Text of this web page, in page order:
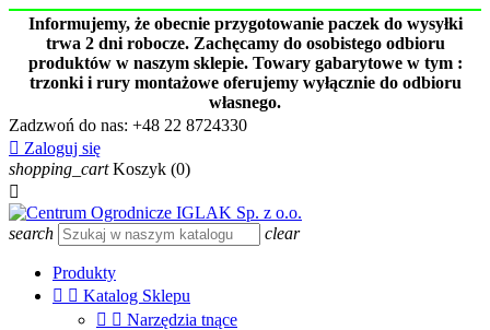
Informujemy, że obecnie przygotowanie paczek do wysyłki
trwa 2 dni robocze. Zachęcamy do osobistego odbioru
produktów w naszym sklepie. Towary gabarytowe w tym :
trzonki i rury montażowe oferujemy wyłącznie do odbioru
własnego.
Zadzwoń do nas: +48 22 8724330
 Zaloguj się
shopping_cart Koszyk (0)

search clear
Produkty
  Katalog Sklepu
  Narzędzia tnące